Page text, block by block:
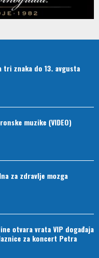
tri znaka do 13. avgusta
muzike (VIDEO)
za zdravlje mozga
otvara vrata VIP događaja
za koncert Petra